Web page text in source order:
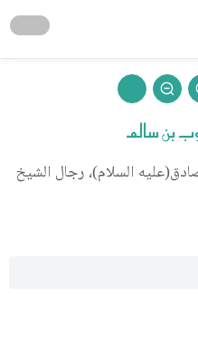
السلام)، رجال الشيخ